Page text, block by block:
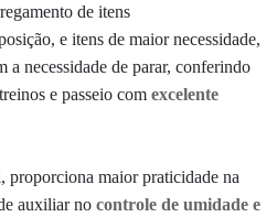
de itens
e itens de maior necessidade,
a necessidade de parar, conferindo
e passeio com excelente
proporciona maior praticidade na
auxiliar no controle de umidade e